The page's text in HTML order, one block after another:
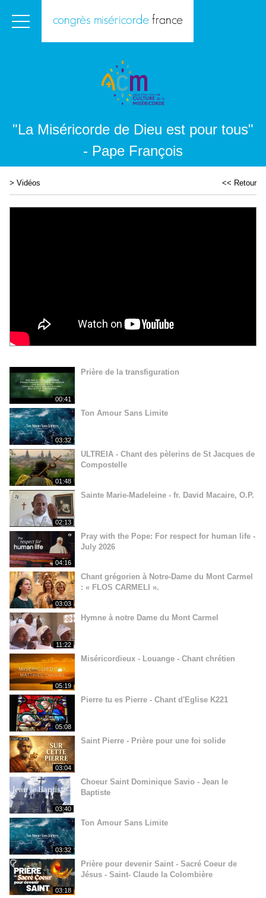
"La Miséricorde de Dieu est pour tous"
- Pape François
> Vidéos << Retour
00:41
Prière de la transfiguration
03:32
Ton Amour Sans Limite
01:48
ULTREIA - Chant des pèlerins de St Jacques de
Compostelle
02:13
Sainte Marie-Madeleine - fr. David Macaire, O.P.
04:16
Pray with the Pope: For respect for human life -
July 2026
03:03
Chant grégorien à Notre-Dame du Mont Carmel
: « FLOS CARMELI ».
11:22
Hymne à notre Dame du Mont Carmel
05:19
Miséricordieux - Louange - Chant chrétien
05:08
Pierre tu es Pierre - Chant d'Eglise K221
03:04
Saint Pierre - Prière pour une foi solide
03:40
Choeur Saint Dominique Savio - Jean le
Baptiste
03:32
Ton Amour Sans Limite
03:18
Prière pour devenir Saint - Sacré Coeur de
Jésus - Saint- Claude la Colombière